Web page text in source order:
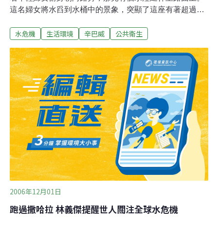
這名婦女將水舀到水桶中的景象，突顯了這座有著超過兩
2007年大雨不斷，然而自來水主要管線截至目前為止仍持
過後，婦女表示，「這些水是用來洗澡的。」駕駛人對降
下大雨怨聲連連，因為路面較深的坑洞使他們身陷濺起的
水花之中，然而對於其他人而言，水漥卻成為他們活下去
的希望。布拉瓦約正面臨近年來最嚴重的水危機，布拉瓦
約當局表示，他們並不會立即啟用水源配給的緊急系統，
即便豪雨目前已使供應布拉瓦約的水庫達到滿水位。在市
府鑿的簡易井旁，排隊取水的人龍已成為白天常見的景
況，民眾的怒火也因此逐漸平息。日前才有一名男子被人
用啤酒瓶砸傷頭部，就因為居民們互爭誰應該先拿到水。
而一般家庭從常年蓄水的水塘汲取雨水使用，但是水質過
水危機 生活環境 辛巴威 公共衛生
2006年12月01日
跑過撒哈拉 林義傑提醒世人關注全球水危機